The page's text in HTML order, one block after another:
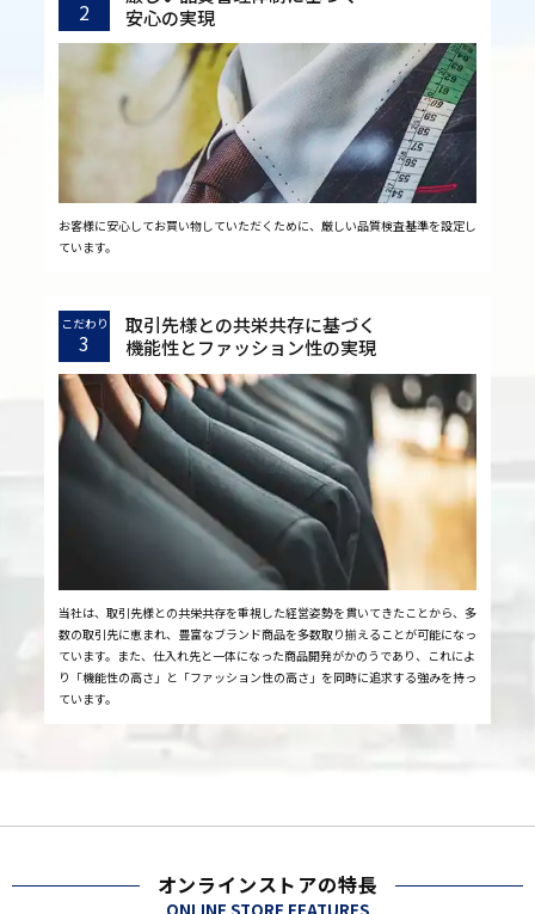
2
安心の実現
お客様に安心してお買い物していただくために、厳しい品質検査基準を設定し
ています。
こだわり
3
取引先様との共栄共存に基づく
機能性とファッション性の実現
当社は、取引先様との共栄共存を重視した経営姿勢を貫いてきたことから、多
数の取引先に恵まれ、豊富なブランド商品を多数取り揃えることが可能になっ
ています。また、仕入れ先と一体になった商品開発がかのうであり、これによ
り「機能性の高さ」と「ファッション性の高さ」を同時に追求する強みを持っ
ています。
オンラインストアの特長